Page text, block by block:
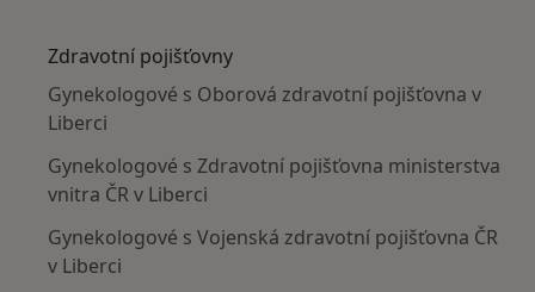
Zdravotní pojišťovny
Gynekologové s Oborová zdravotní pojišťovna v
Liberci
Gynekologové s Zdravotní pojišťovna ministerstva
vnitra ČR v Liberci
Gynekologové s Vojenská zdravotní pojišťovna ČR
v Liberci